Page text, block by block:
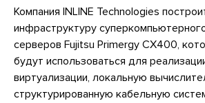
Компания INLINE Technologies
инфраструктуру
серверов Fujitsu Primergy CX400,
будут использоваться для
виртуализации, локальную
структурированную кабельную